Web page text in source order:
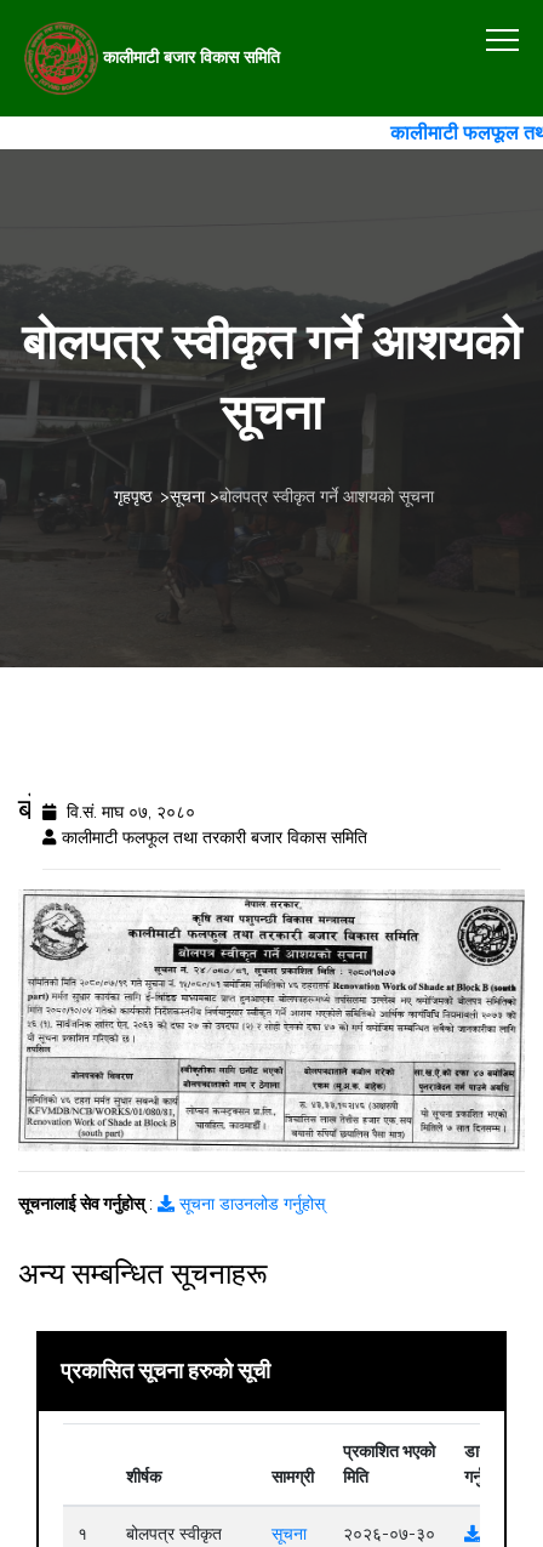
कालीमाटी बजार विकास समिति
कालीमाटी फलफूल तथा
बोलपत्र स्वीकृत गर्ने आशयको
सूचना
गृहपृष्ठ >सूचना>बोलपत्र स्वीकृत गर्ने आशयको सूचना
बोलपत्र स्वीकृत गर्ने आशयको सूचना
वि.सं. माघ ०७, २०८०
कालीमाटी फलफूल तथा तरकारी बजार विकास समिति
सूचनालाई सेव गर्नुहोस्: सूचना डाउनलोड गर्नुहोस्
अन्य सम्बन्धित सूचनाहरू
प्रकासित सूचना हरुको सूची
शीर्षक सामग्री
प्रकाशित भएको
मिति
डाउनलोड
गर्नुहोस्
१
बोलपत्र स्वीकृत
सूचना
२०२६-०७-३०